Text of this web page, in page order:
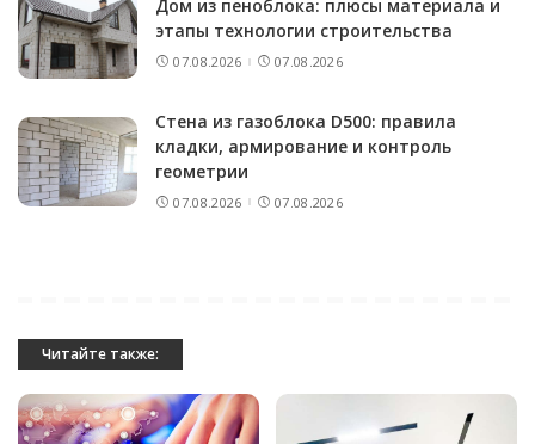
Дом из пеноблока: плюсы материала и
этапы технологии строительства
07.08.2026 07.08.2026
Стена из газоблока D500: правила
кладки, армирование и контроль
геометрии
07.08.2026 07.08.2026
Читайте также: